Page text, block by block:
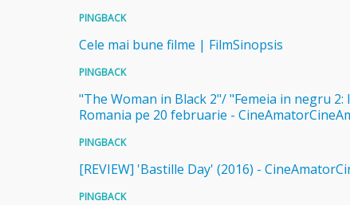
PINGBACK
Cele mai bune filme | FilmSinopsis
PINGBACK
"The Woman in Black 2"/ "Femeia in negru
Romania pe 20 februarie -
PINGBACK
[REVIEW] 'Bastille Day' (2016) -
PINGBACK